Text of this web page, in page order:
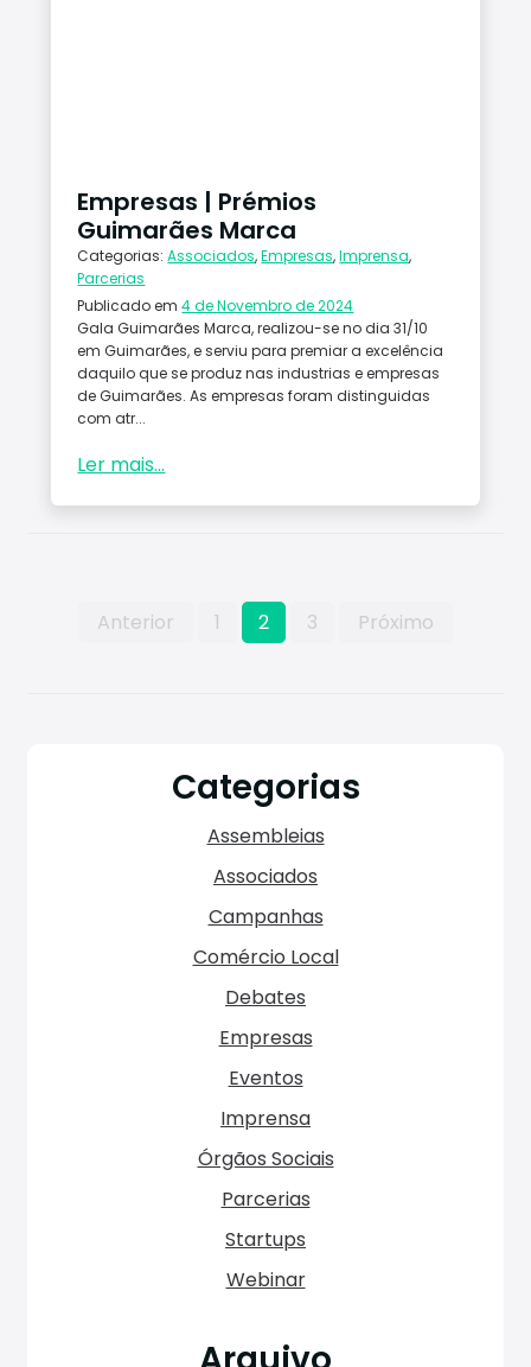
Empresas | Prémios
Guimarães Marca
Categorias:Associados,Empresas,Imprensa,
Parcerias
Publicado em4 de Novembro de 2024
Gala Guimarães Marca, realizou-se no dia 31/10
em Guimarães, e serviu para premiar a excelência
daquilo que se produz nas industrias e empresas
de Guimarães. As empresas foram distinguidas
com atr...
Ler mais...
Paginação
Anterior 1 2 3 Próximo
Categorias
Assembleias
Associados
Campanhas
Comércio Local
Debates
Empresas
Eventos
Imprensa
Órgãos Sociais
Parcerias
Startups
Webinar